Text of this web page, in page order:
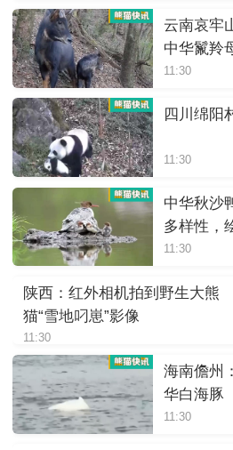
云南哀牢
中华鬣羚
11:30
四川绵阳
11:30
中华秋沙
多样性，
卷
11:30
陕西：红外相机拍到野生大熊
猫“雪地叼崽”影像
11:30
海南儋州
华白海豚
11:30